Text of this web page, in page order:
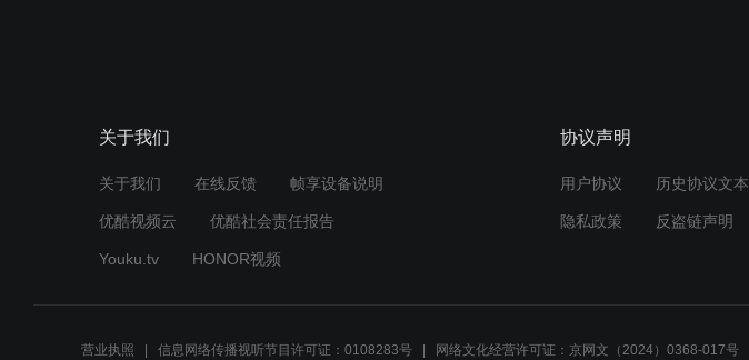
关于我们
关于我们 在线反馈 帧享设备说明
优酷视频云 优酷社会责任报告
Youku.tv HONOR视频
协议声明
用户协议 历史协议文本
隐私政策 反盗链声明
营业执照 信息网络传播视听节目许可证：0108283号 网络文化经营许可证：京网文（2024）0368-017号